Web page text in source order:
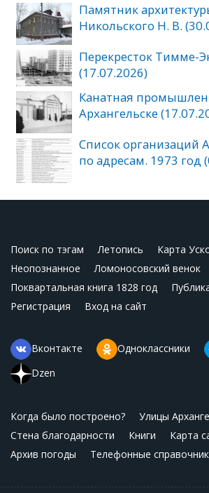
Памятник
Никольского Н. В.
Перекресток Тимме-
(17.07.2026)
Канатная
Архангельске
Список организаций
по адресам. 1973 год
Поиск по тэгам Летопись
Карта
Неопознанное
Ломоносовский венок
Поквартальная книга 1828 год
Регистрация
Вход на сайт
Вконтакте Одноклассники
Dzen
Когда было построено?
Улицы
Стена благодарности
Книги
Карта
Архив погоды
Телефонные